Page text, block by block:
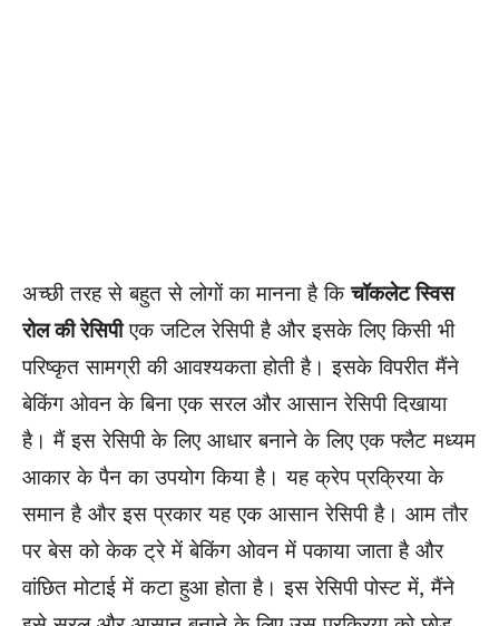
अच्छी तरह से बहुत से लोगों का मानना ​​है किचॉकलेट स्विस
रोल की रेसिपीएक जटिल रेसिपी है और इसके लिए किसी भी
परिष्कृत सामग्री की आवश्यकता होती है। इसके विपरीत मैंने
बेकिंग ओवन के बिना एक सरल और आसान रेसिपी दिखाया
है। मैं इस रेसिपी के लिए आधार बनाने के लिए एक फ्लैट मध्यम
आकार के पैन का उपयोग किया है। यह क्रेप प्रक्रिया के
समान है और इस प्रकार यह एक आसान रेसिपी है। आम तौर
पर बेस को केक ट्रे में बेकिंग ओवन में पकाया जाता है और
वांछित मोटाई में कटा हुआ होता है। इस रेसिपी पोस्ट में, मैंने